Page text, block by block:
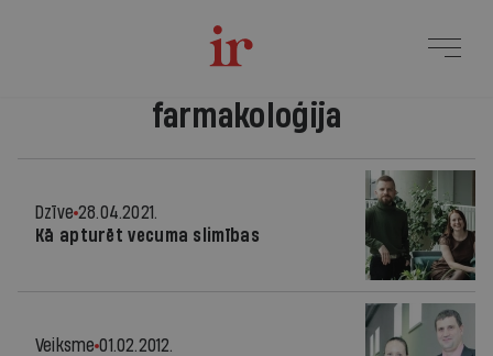
farmakoloģija
Dzīve 28.04.2021.
Kā apturēt vecuma slimības
Veiksme 01.02.2012.